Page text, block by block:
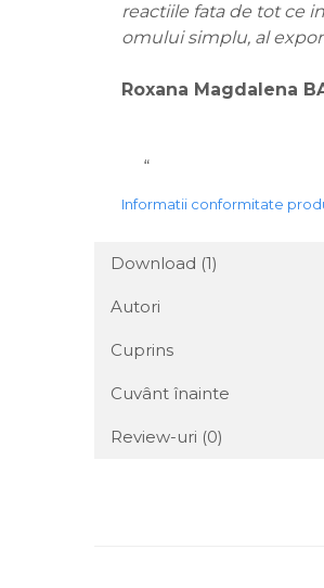
reactiile fata de tot ce
omului simplu, al
Roxana Magdalena
“
Informatii conformitate
Download (1)
Autori
Cuprins
Cuvânt înainte
Review-uri (0)